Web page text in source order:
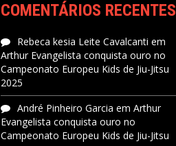
COMENTÁRIOS RECENTES
Rebeca kesia Leite Cavalcanti em
Arthur Evangelista conquista ouro no
Campeonato Europeu Kids de Jiu-Jitsu
2025
André Pinheiro Garcia em Arthur
Evangelista conquista ouro no
Campeonato Europeu Kids de Jiu-Jitsu